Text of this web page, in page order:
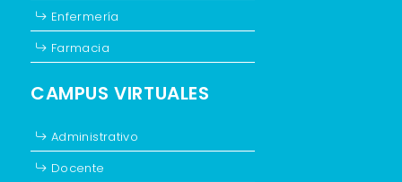
Enfermería
Farmacia
CAMPUS VIRTUALES
Administrativo
Docente